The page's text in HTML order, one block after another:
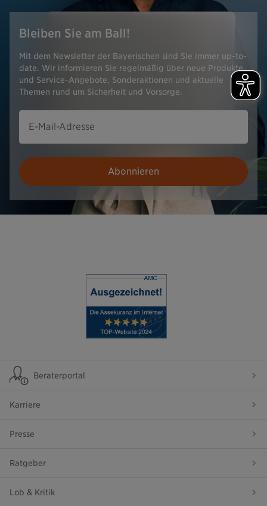
Bleiben Sie am Ball!
Mit dem Newsletter der Bayerischen sind Sie immer up-to-
date. Wir informieren Sie regelmäßig über neue Produkte
und Service-Angebote, Sonderaktionen und aktuelle
Themen rund um Sicherheit und Vorsorge.
E-Mail-Adresse
Abonnieren
Beraterportal
Karriere
Presse
Ratgeber
Lob & Kritik